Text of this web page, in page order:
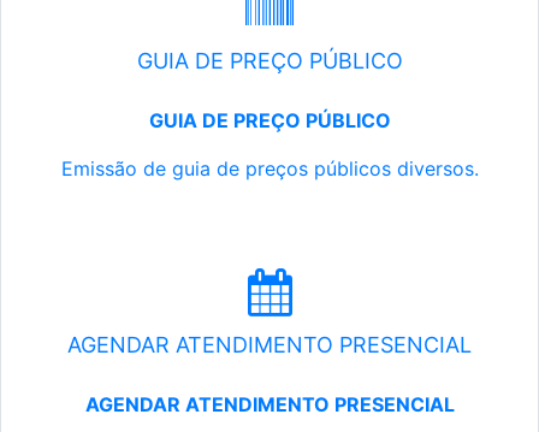
GUIA DE PREÇO PÚBLICO
GUIA DE PREÇO PÚBLICO
Emissão de guia de preços públicos diversos.
AGENDAR ATENDIMENTO PRESENCIAL
AGENDAR ATENDIMENTO PRESENCIAL